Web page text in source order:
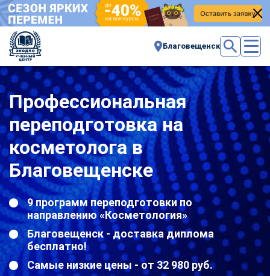
Благовещенск
Профессиональная
переподготовка на
косметолога в
Благовещенске
9 программ переподготовки по
направлению «Косметология»
Благовещенск - доставка диплома
бесплатно!
Самые низкие цены - от 32 980 руб.